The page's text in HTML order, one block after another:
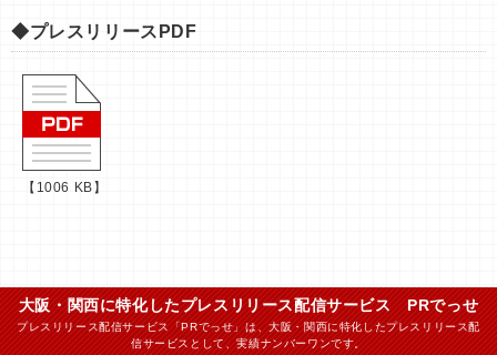
◆プレスリリースPDF
【1006 KB】
大阪・関西に特化したプレスリリース配信サービス PRでっせ
プレスリリース配信サービス「PRでっせ」は、大阪・関西に特化したプレスリリース配
信サービスとして、実績ナンバーワンです。